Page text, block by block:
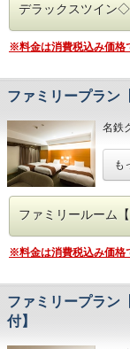
名
ォー
デラックスツイン
※料金は消費税込み価格
ファミリープラン
名鉄
禁
●添
添い
●ト
ご希
◇お
も
ファミリールーム
※料金は消費税込み価格
ファミリープラン
付】